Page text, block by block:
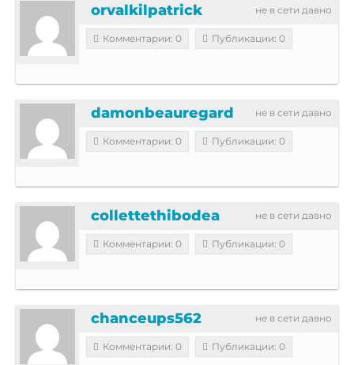
не в сети давно
orvalkilpatrick
Комментарии: 0 Публикации: 0
не в сети давно
damonbeauregard
Комментарии: 0 Публикации: 0
не в сети давно
collettethibodea
Комментарии: 0 Публикации: 0
не в сети давно
chanceups562
Комментарии: 0 Публикации: 0